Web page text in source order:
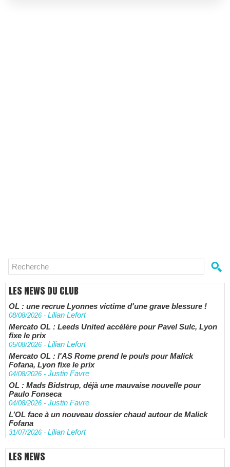
LES NEWS DU CLUB
OL : une recrue Lyonnes victime d'une grave blessure !
08/08/2026 - Lilian Lefort
Mercato OL : Leeds United accélère pour Pavel Sulc, Lyon
fixe le prix
05/08/2026 - Lilian Lefort
Mercato OL : l'AS Rome prend le pouls pour Malick
Fofana, Lyon fixe le prix
04/08/2026 - Justin Favre
OL : Mads Bidstrup, déjà une mauvaise nouvelle pour
Paulo Fonseca
04/08/2026 - Justin Favre
L’OL face à un nouveau dossier chaud autour de Malick
Fofana
31/07/2026 - Lilian Lefort
LES NEWS